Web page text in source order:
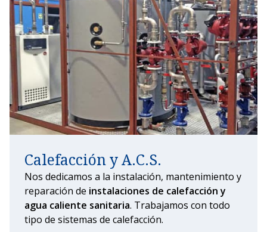
Calefacción y A.C.S.
Nos dedicamos a la instalación, mantenimiento y
reparación de instalaciones de calefacción y
agua caliente sanitaria. Trabajamos con todo
tipo de sistemas de calefacción.